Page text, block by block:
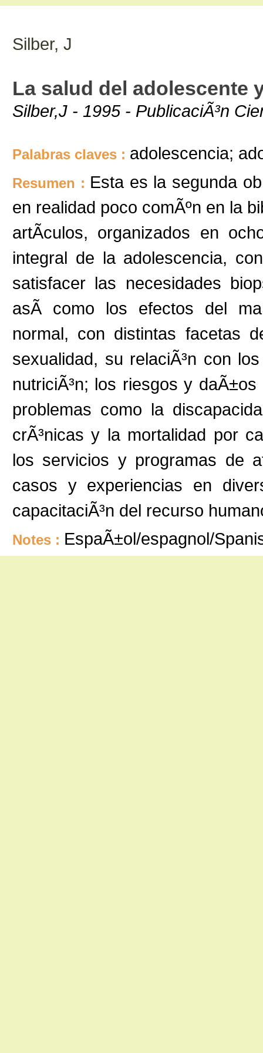
Silber, J
La salud del adolescente
Silber,J - 1995 - PublicaciÃ³n
Palabras claves : adolescencia;
Resumen : Esta es la segunda
en realidad poco comÃºn en la
artÃ­culos, organizados en
integral de la adolescencia,
satisfacer las necesidades
asÃ­ como los efectos del
normal, con distintas facetas
sexualidad, su relaciÃ³n con
nutriciÃ³n; los riesgos y
problemas como la
crÃ³nicas y la mortalidad por
los servicios y programas de
casos y experiencias en
capacitaciÃ³n del recurso
Notes : EspaÃ±ol/espagnol/